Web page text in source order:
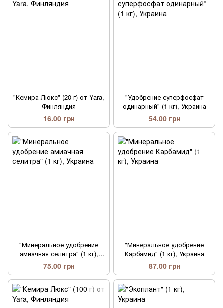
"Кемира Люкс" (20 г) от Yara,
Финляндия
16.00 грн
"Удобрение суперфосфат
одинарный" (1 кг), Украина
54.00 грн
"Минеральное удобрение
амиачная селитра" (1 кг),
Украина
75.00 грн
"Минеральное удобрение
Карбамид" (1 кг), Украина
87.00 грн